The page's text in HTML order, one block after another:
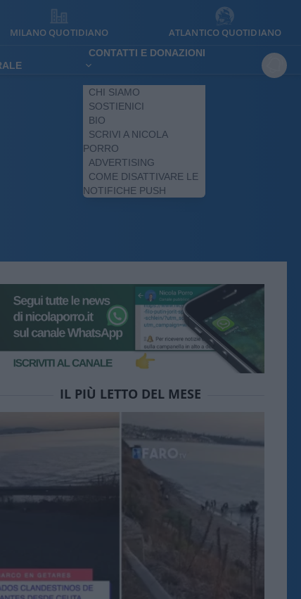
MILANO QUOTIDIANO ATLANTICO QUOTIDIANO
CONTATTI E DONAZIONI
CHI SIAMO
SOSTIENICI
BIO
SCRIVI A NICOLA
PORRO
ADVERTISING
COME DISATTIVARE LE
NOTIFICHE PUSH
IL PIÙ LETTO DEL MESE